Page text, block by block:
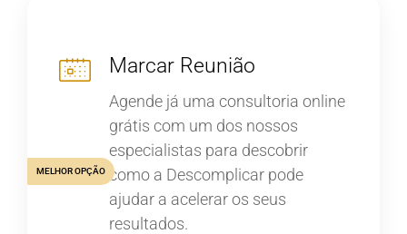
Marcar Reunião
Agende já uma consultoria online
grátis com um dos nossos
especialistas para descobrir
como a Descomplicar pode
ajudar a acelerar os seus
resultados.
MELHOR OPÇÃO